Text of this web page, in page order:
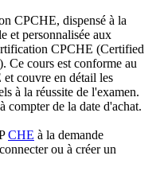
CPCHE, dispensé à la
et personnalisée aux
CPCHE (Certified
Ce cours est conforme au
couvre en détail les
à la réussite de l'examen.
compter de la date d'achat.
CHE à la demande
ou à créer un